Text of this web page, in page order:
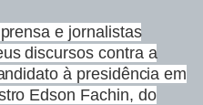
e jornalistas
discursos contra a
à presidência em
Edson Fachin, do